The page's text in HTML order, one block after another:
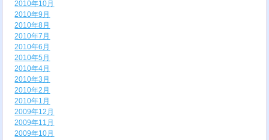
2010年10月
2010年9月
2010年8月
2010年7月
2010年6月
2010年5月
2010年4月
2010年3月
2010年2月
2010年1月
2009年12月
2009年11月
2009年10月